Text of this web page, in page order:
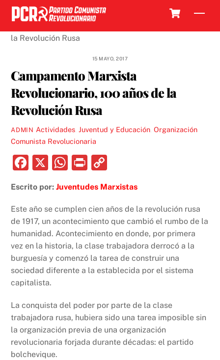
Skip
content
15 MAYO, 2017
Campamento Marxista
Revolucionario, 100 años de la
Revolución Rusa
ADMIN Actividades, Juventud y Educación, Organización
Comunista Revolucionaria
F
c
e
b
o
o
k
X
W
at
s
A
p
p
P
nt p
y
Li
n
k
Escrito por:Juventudes Marxistas
Este año se cumplen cien años de la revolución rusa
de 1917, un acontecimiento que cambió el rumbo de la
humanidad. Acontecimiento en donde, por primera
vez en la historia, la clase trabajadora derrocó a la
burguesía y comenzó la tarea de construir una
sociedad diferente a la establecida por el sistema
capitalista.
La conquista del poder por parte de la clase
trabajadora rusa, hubiera sido una tarea imposible sin
la organización previa de una organización
revolucionaria forjada durante décadas: el partido
bolchevique.